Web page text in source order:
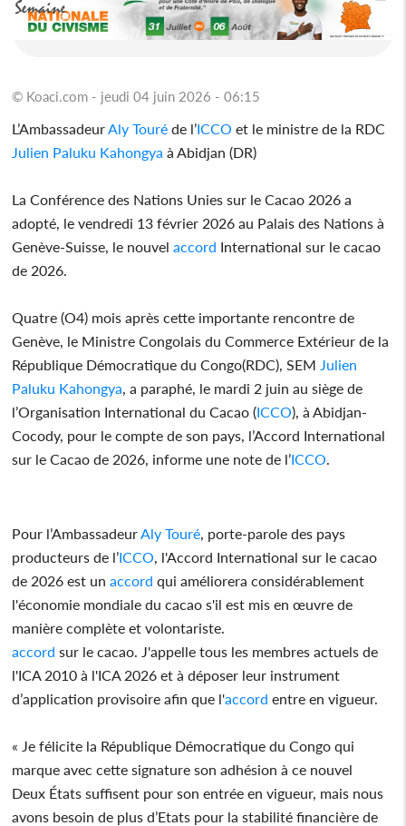
© Koaci.com - jeudi 04 juin 2026 - 06:15
L’AmbassadeurAly Touré de l’ICCO et le ministre de la RDC
Julien Paluku Kahongya à Abidjan (DR)
La Conférence des Nations Unies sur le Cacao 2026 a
adopté, le vendredi 13 février 2026 au Palais des Nations à
Genève-Suisse, le nouvelaccord International sur le cacao
de 2026.
Quatre (O4) mois après cette importante rencontre de
Genève, le Ministre Congolais du Commerce Extérieur de la
République Démocratique du Congo(RDC), SEM Julien
Paluku Kahongya, a paraphé, le mardi 2 juin au siège de
l’Organisation International du Cacao (ICCO), à Abidjan-
Cocody, pour le compte de son pays, l’Accord International
sur le Cacao de 2026, informe une note de l’ICCO.
Pour l’AmbassadeurAly Touré, porte-parole des pays
producteurs de l’ICCO, l'Accord International sur le cacao
de 2026 est unaccord qui améliorera considérablement
l'économie mondiale du cacao s'il est mis en œuvre de
manière complète et volontariste.
accord sur le cacao. J'appelle tous les membres actuels de
l'ICA 2010 à l'ICA 2026 et à déposer leur instrument
d’application provisoire afin que l'accord entre en vigueur.
« Je félicite la République Démocratique du Congo qui
marque avec cette signature son adhésion à ce nouvel
Deux États suffisent pour son entrée en vigueur, mais nous
avons besoin de plus d’Etats pour la stabilité financière de